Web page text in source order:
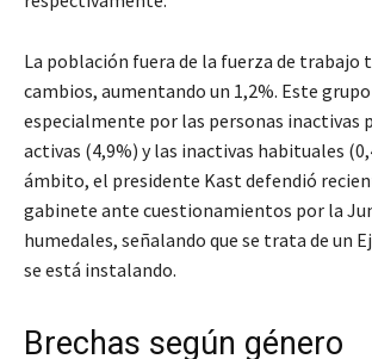
La población fuera de la fuerza de
cambios, aumentando un 1,2%. Este
especialmente por las personas inactivas
activas (4,9%) y las inactivas habituales
ámbito, el presidente Kast defendió
gabinete ante cuestionamientos por la
humedales, señalando que se trata de un
se está instalando.
Brechas según género